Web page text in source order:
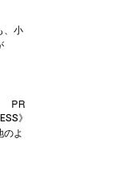
、小
》
のよ